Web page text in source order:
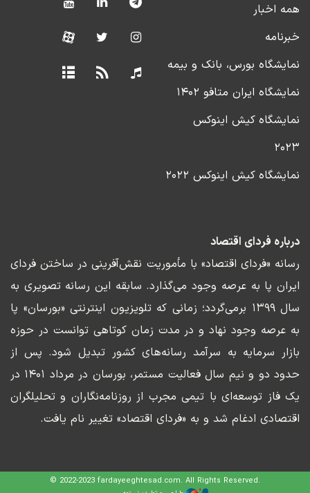
همه اخبار
خبرنامه
نمایشگاه بورس، بانک و بیمه
نمایشگاه ایران متافو ۱۴۰۲
نمایشگاه کیش اینوکس
۲۰۲۳
نمایشگاه کیش اینوکس ۲۰۲۲
درباره فردای اقتصاد
رسانه «فردای اقتصاد» با مأموریت نقش‌آفرینی در ساختن فردای
ایران پا به عرصه وجود می‌گذارد. سابقه این رسانه تصویری به
سال ۱۳۹۹ برمی‌گردد؛ زمانی که تلویزیون اینترنتی «بورسان» پا
به عرصه وجود نهاد و در مدت زمان کوتاهی توانست در حوزه
بازار سرمایه به سرآمد رسانه‌های کشور تبدیل شود. پس از
حدود دو و نیم سال فعالیت مستمر، بورسان در مرداد ۱۴۰۱ در
یک فاز توسعه‌ای با تیمی مجرب از روزنامه‌نگاران و تحلیلگران
اقتصادی ادغام شد و به «فردای اقتصاد» تغییر نام یافت.
© 2022-2023 fardayeeghtesad.com. All Rights Reserved.